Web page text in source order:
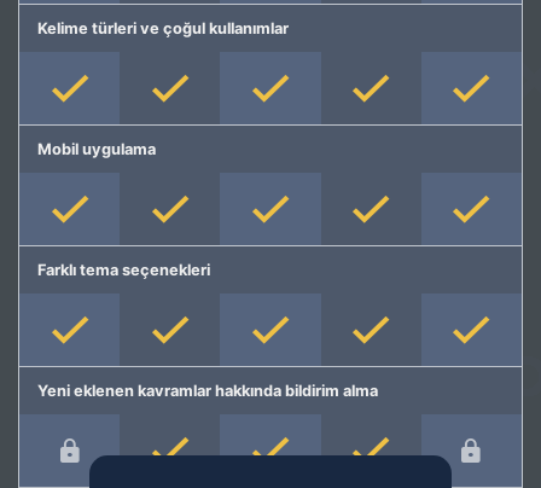
Kelime türleri ve çoğul kullanımlar
Mobil uygulama
Farklı tema seçenekleri
Yeni eklenen kavramlar hakkında bildirim alma